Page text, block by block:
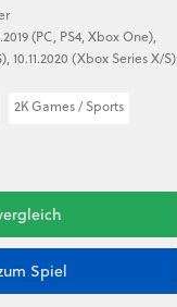
(PC, PS4, Xbox One),
10.11.2020 (Xbox Series X/S)
2K Games / Sports
Spiel